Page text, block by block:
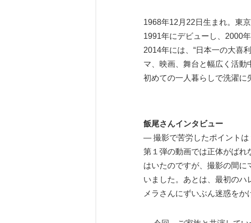
1968年12月22日生まれ。東京
1991年にデビューし、2000
2014年には、“日本一の大喜
マ、映画、舞台と幅広く活動
初めての一人暮らしで洗濯に
飯尾さんインタビュー
― 撮影で苦労したポイントは
第１弾の動画では正体がばれ
はいたのですが、撮影の間に
いました。あとは、最初のハ
メラさんにずいぶん迷惑をか